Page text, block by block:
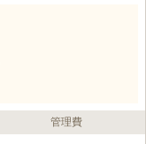
管理費